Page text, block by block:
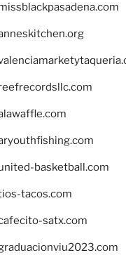
basketball.com
tacos.com
satx.com